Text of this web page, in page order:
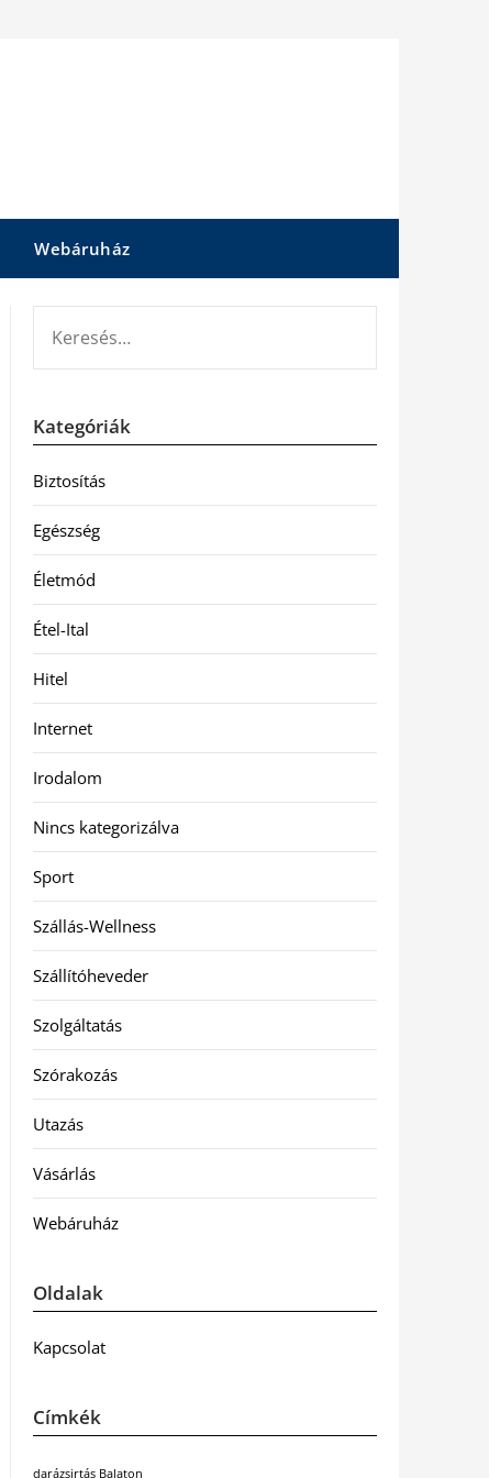
Webáruház
Kategóriák
Biztosítás
Egészség
Életmód
Étel-Ital
Hitel
Internet
Irodalom
Nincs kategorizálva
Sport
Szállás-Wellness
Szállítóheveder
Szolgáltatás
Szórakozás
Utazás
Vásárlás
Webáruház
Oldalak
Kapcsolat
Címkék
darázsirtás Balaton